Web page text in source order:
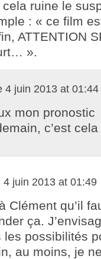
cela ruine le
: « ce film
ATTENTION
».
4 juin 2013 at 01:44
mon pronostic
c’est cela
4 juin 2013 at 01:49
Clément qu’il
ça.
les possibilités
au moins, je